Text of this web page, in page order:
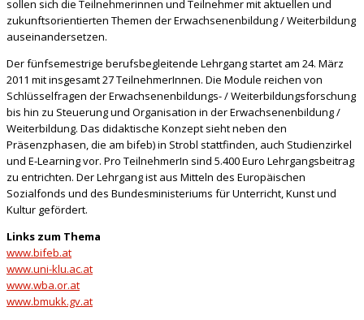
sollen sich die Teilnehmerinnen und Teilnehmer mit aktuellen und
zukunftsorientierten Themen der Erwachsenenbildung / Weiterbildung
auseinandersetzen.
Der fünfsemestrige berufsbegleitende Lehrgang startet am 24. März
2011 mit insgesamt 27 TeilnehmerInnen. Die Module reichen von
Schlüsselfragen der Erwachsenenbildungs- / Weiterbildungsforschung
bis hin zu Steuerung und Organisation in der Erwachsenenbildung /
Weiterbildung. Das didaktische Konzept sieht neben den
Präsenzphasen, die am bifeb) in Strobl stattfinden, auch Studienzirkel
und E-Learning vor. Pro TeilnehmerIn sind 5.400 Euro Lehrgangsbeitrag
zu entrichten. Der Lehrgang ist aus Mitteln des Europäischen
Sozialfonds und des Bundesministeriums für Unterricht, Kunst und
Kultur gefördert.
Links zum Thema
www.bifeb.at
www.uni-klu.ac.at
www.wba.or.at
www.bmukk.gv.at